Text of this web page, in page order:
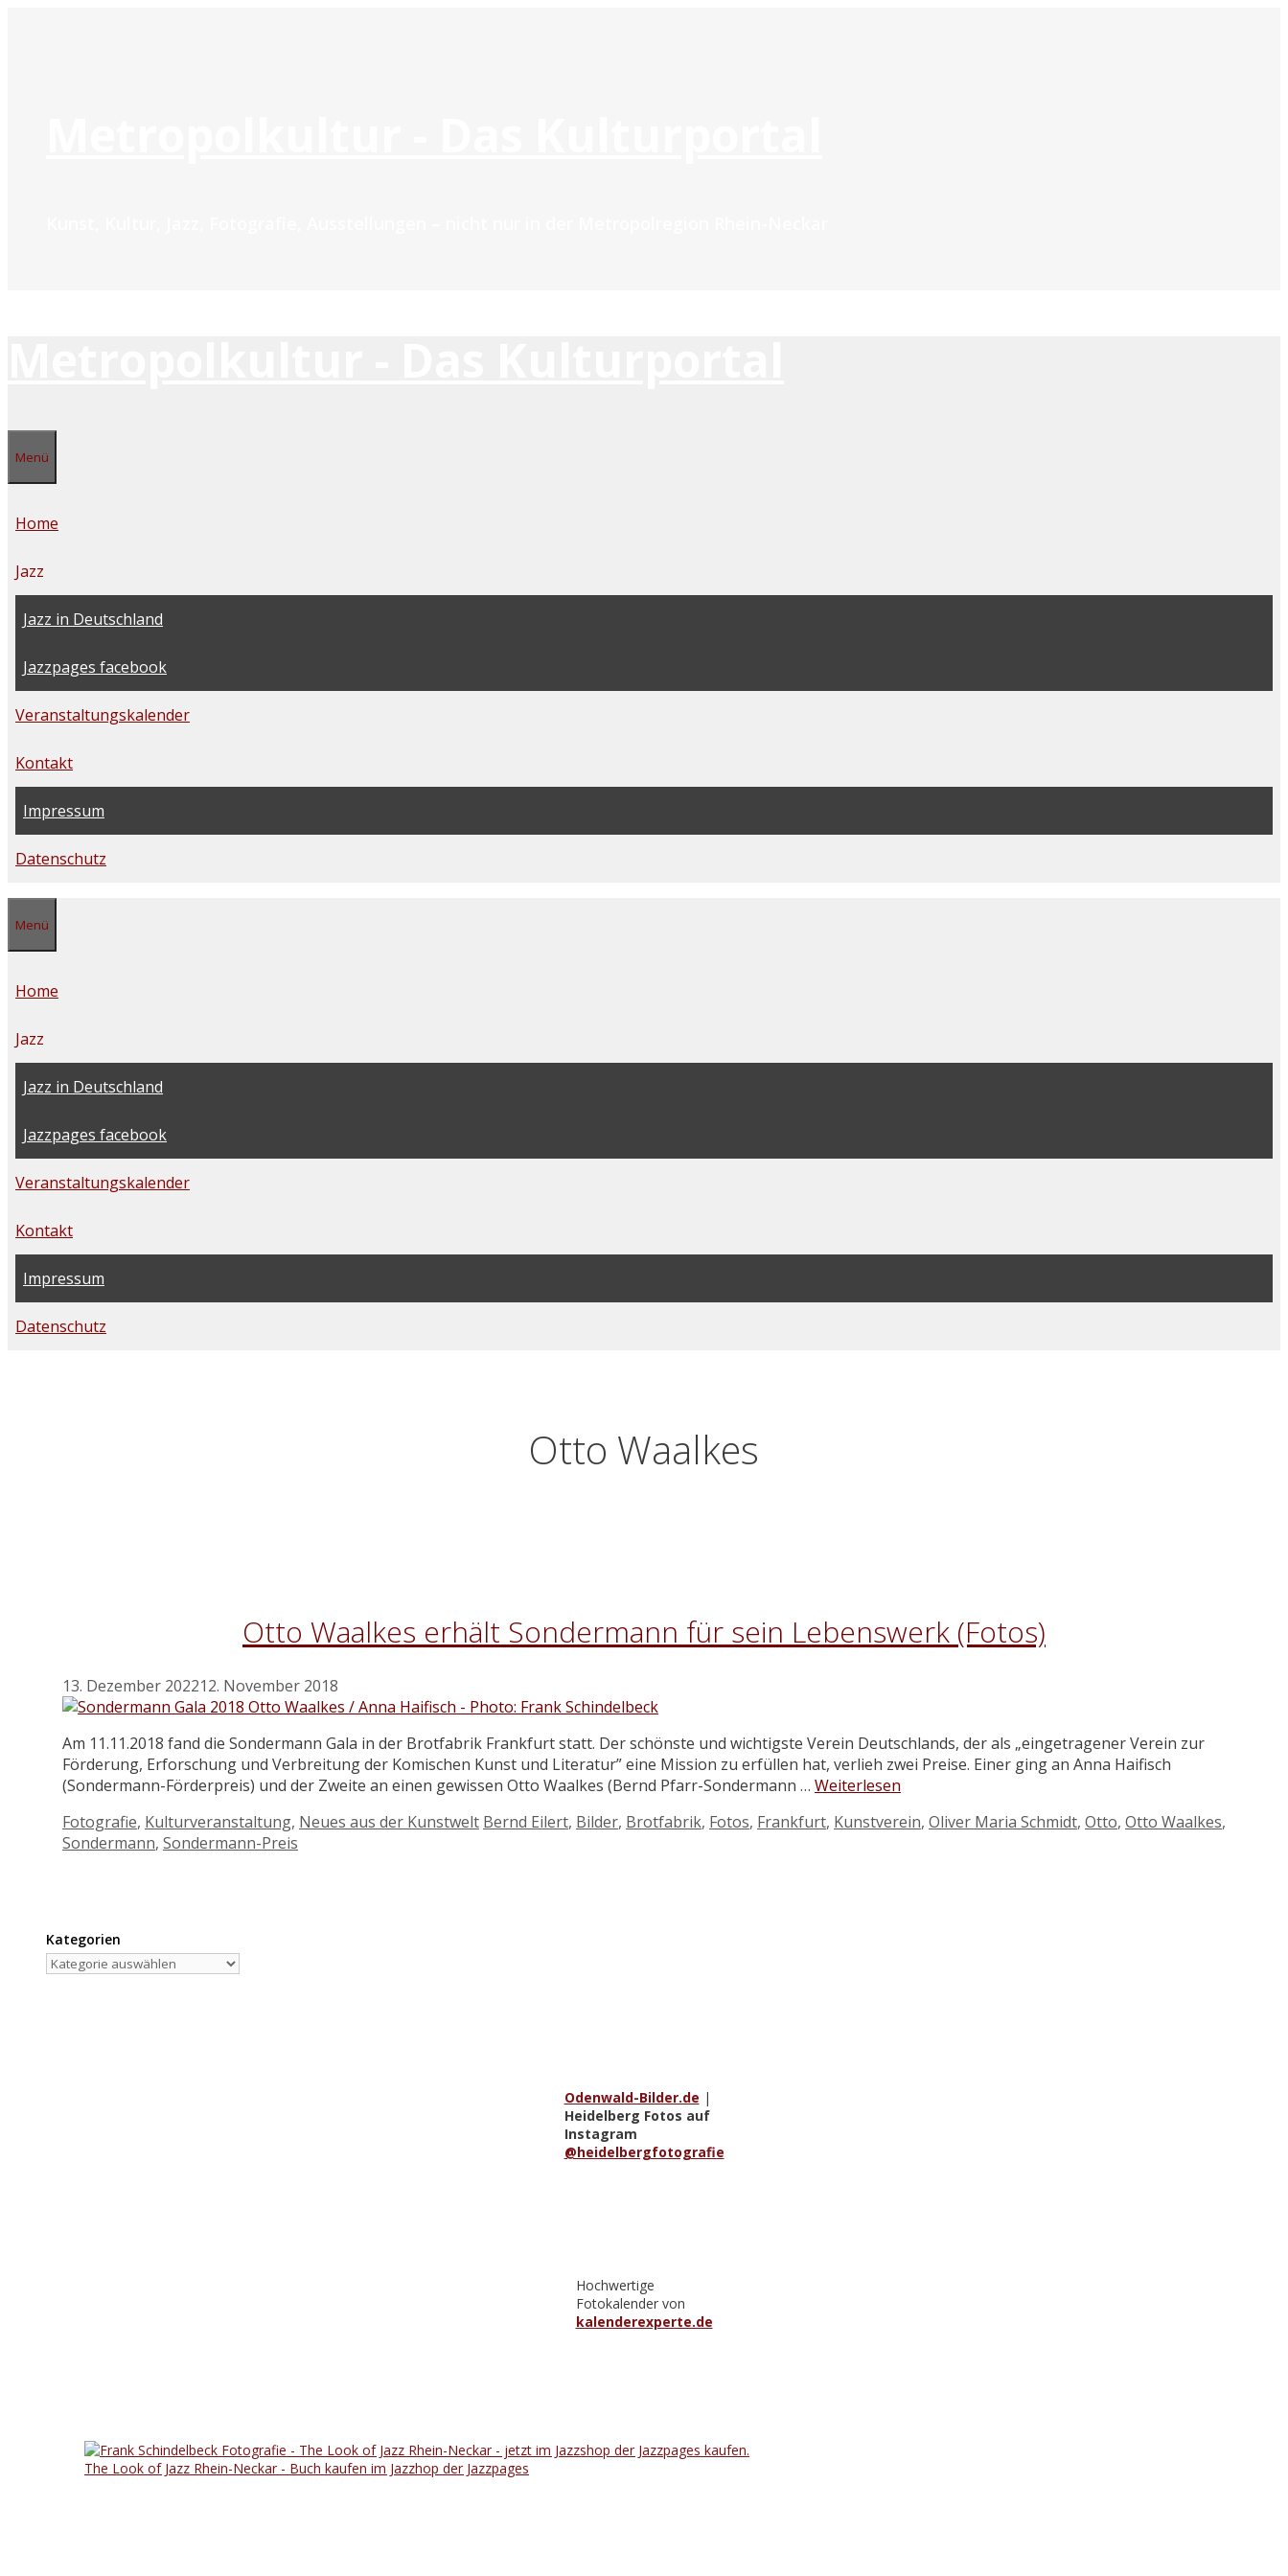
Menü
Home
Jazz
Jazz in Deutschland
Jazzpages facebook
Veranstaltungskalender
Kontakt
Impressum
Datenschutz
Menü
Home
Jazz
Jazz in Deutschland
Jazzpages facebook
Veranstaltungskalender
Kontakt
Impressum
Datenschutz
Otto Waalkes
Otto Waalkes erhält Sondermann für sein Lebenswerk (Fotos)
13. Dezember 202212. November 2018
Am 11.11.2018 fand die Sondermann Gala in der Brotfabrik Frankfurt statt. Der schönste und wichtigste Verein Deutschlands, der als „eingetragener Verein zur
Förderung, Erforschung und Verbreitung der Komischen Kunst und Literatur” eine Mission zu erfüllen hat, verlieh zwei Preise. Einer ging an Anna Haifisch
(Sondermann-Förderpreis) und der Zweite an einen gewissen Otto Waalkes (Bernd Pfarr-Sondermann … Weiterlesen
Kategorien
Fotografie, Kulturveranstaltung, Neues aus der Kunstwelt Schlagwörter
Bernd Eilert, Bilder, Brotfabrik, Fotos, Frankfurt, Kunstverein, Oliver Maria Schmidt, Otto, Otto Waalkes,
Sondermann, Sondermann-Preis
Kategorien
Kategorien
Odenwald-Bilder.de |
Heidelberg Fotos auf
Instagram
@heidelbergfotografie
Hochwertige
Fotokalender von
kalenderexperte.de
The Look of Jazz Rhein-Neckar - Buch kaufen im Jazzhop der Jazzpages